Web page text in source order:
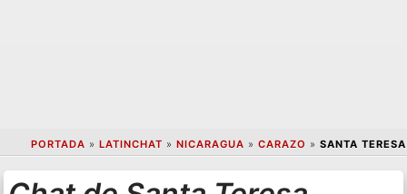
PORTADA » LATINCHAT » NICARAGUA » CARAZO » SANTA TERESA